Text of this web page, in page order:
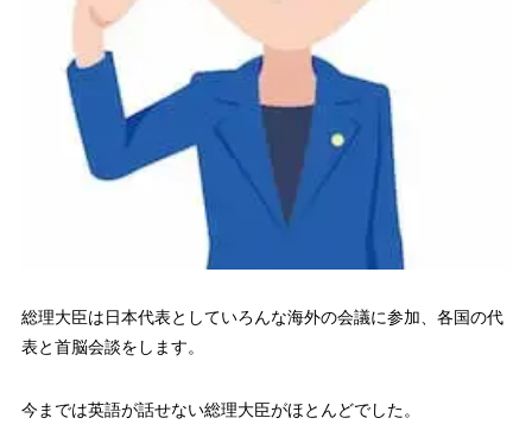
総理大臣は日本代表としていろんな海外の会議に参加、各国の代
表と首脳会談をします。
今までは英語が話せない総理大臣がほとんどでした。